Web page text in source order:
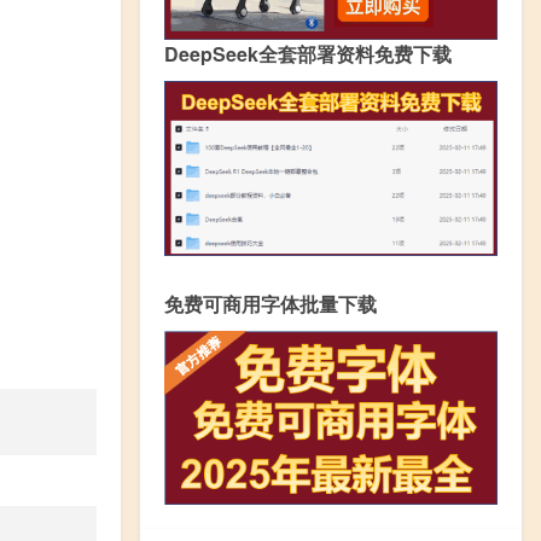
DeepSeek全套部署资料免费下载
免费可商用字体批量下载